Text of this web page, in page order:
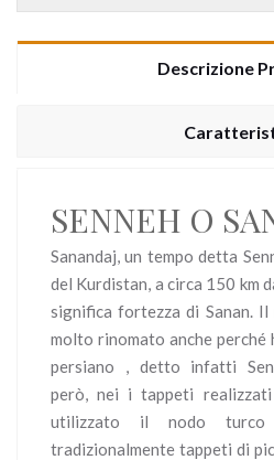
Descrizione
SENNEH O
Sanandaj, un tempo detta
del Kurdistan, a circa 150 km
significa fortezza di Sanan.
molto rinomato anche perché
persiano , detto infatti
però, nei i tappeti
utilizzato il nodo turco
tradizionalmente tappeti di